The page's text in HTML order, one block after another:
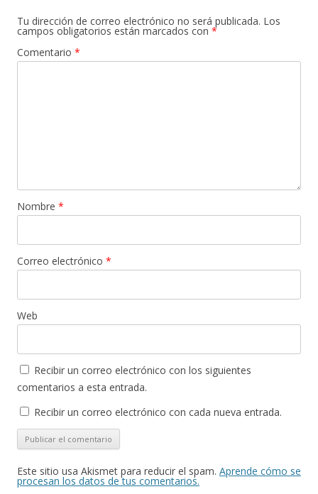
Tu dirección de correo electrónico no será publicada. Los
campos obligatorios están marcados con *
Comentario *
Nombre *
Correo electrónico *
Web
Recibir un correo electrónico con los siguientes
comentarios a esta entrada.
Recibir un correo electrónico con cada nueva entrada.
Este sitio usa Akismet para reducir el spam. Aprende cómo se
procesan los datos de tus comentarios.